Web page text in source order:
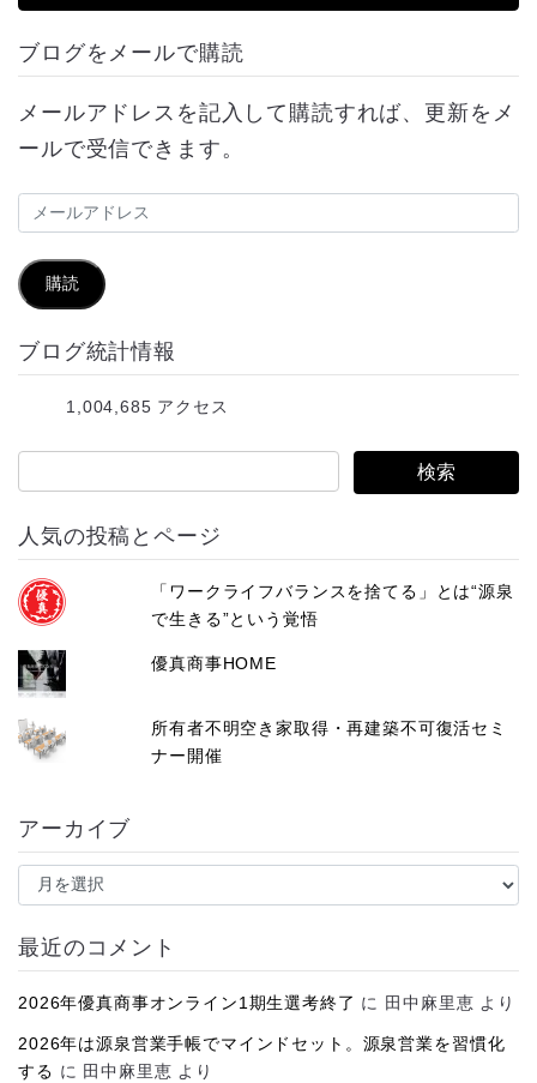
ブログをメールで購読
メールアドレスを記入して購読すれば、更新をメ
ールで受信できます。
メ
ル
ア
ド
購読
ブログ統計情報
1,004,685 アクセス
人気の投稿とページ
「ワークライフバランスを捨てる」とは“源泉
で生きる”という覚悟
優真商事HOME
所有者不明空き家取得・再建築不可復活セミ
ナー開催
アーカイブ
ア
イ
ブ
最近のコメント
2026年優真商事オンライン1期生選考終了 に 田中麻里恵 より
2026年は源泉営業手帳でマインドセット。源泉営業を習慣化
する に 田中麻里恵 より